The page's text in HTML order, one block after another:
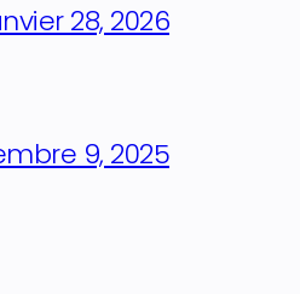
28, 2026
9, 2025